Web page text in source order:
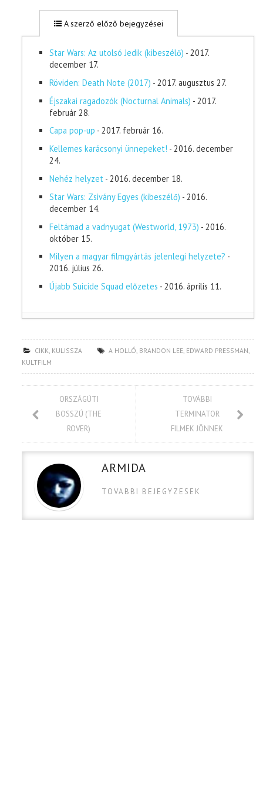
A szerző előző bejegyzései
Star Wars: Az utolsó Jedik (kibeszélő) - 2017.
december 17.
Röviden: Death Note (2017) - 2017. augusztus 27.
Éjszakai ragadozók (Nocturnal Animals) - 2017.
február 28.
Capa pop-up - 2017. február 16.
Kellemes karácsonyi ünnepeket! - 2016. december
24.
Nehéz helyzet - 2016. december 18.
Star Wars: Zsivány Egyes (kibeszélő) - 2016.
december 14.
Feltámad a vadnyugat (Westworld, 1973) - 2016.
október 15.
Milyen a magyar filmgyártás jelenlegi helyzete? -
2016. július 26.
Újabb Suicide Squad előzetes - 2016. április 11.
CIKK, KULISSZA A HOLLÓ, BRANDON LEE, EDWARD PRESSMAN,
KULTFILM
ORSZÁGÚTI
BOSSZÚ (THE
ROVER)
TOVÁBBI
TERMINATOR
FILMEK JÖNNEK
ARMIDA
TOVABBI BEJEGYZESEK